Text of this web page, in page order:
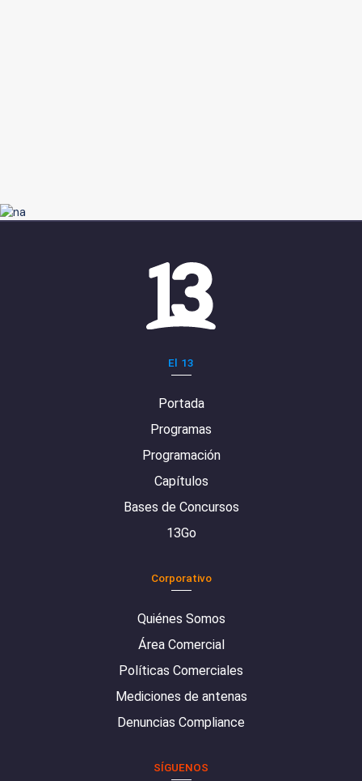
El 13
Portada
Programas
Programación
Capítulos
Bases de Concursos
13Go
Corporativo
Quiénes Somos
Área Comercial
Políticas Comerciales
Mediciones de antenas
Denuncias Compliance
SÍGUENOS